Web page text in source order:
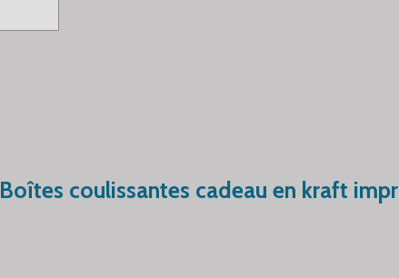
Boîtes coulissantes cadeau en kraft